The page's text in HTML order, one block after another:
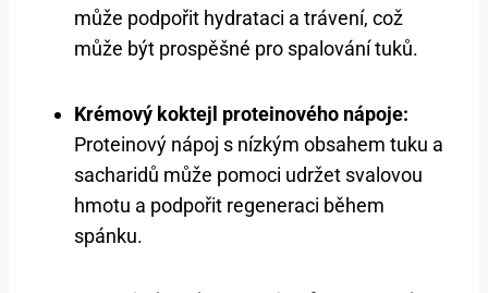
může podpořit hydrataci a trávení, což
může být prospěšné pro spalování tuků.
Krémový koktejl proteinového nápoje:
Proteinový nápoj s nízkým obsahem tuku a
sacharidů může pomoci udržet svalovou
hmotu a podpořit regeneraci během
spánku.